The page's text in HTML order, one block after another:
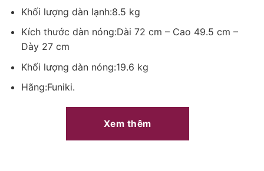
Khối lượng dàn lạnh:8.5 kg
Kích thước dàn nóng:Dài 72 cm – Cao 49.5 cm –
Dày 27 cm
Khối lượng dàn nóng:19.6 kg
Hãng:Funiki.
Xem thêm